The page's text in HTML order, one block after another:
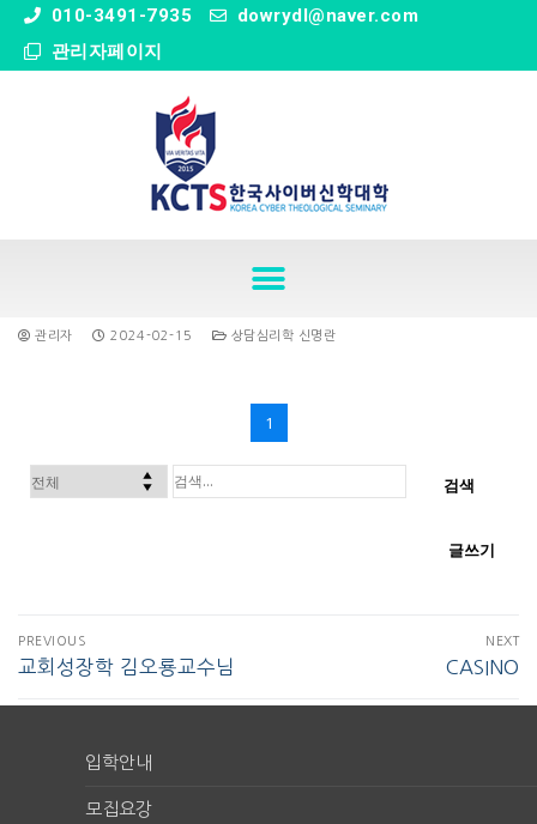
010-3491-7935
dowrydl@naver.com
관리자페이지
관리자 2024-02-15 상담심리학 신명란
1
검색
글쓰기
PREVIOUS
교회성장학 김오룡교수님
NEXT
CASINO
입학안내
모집요강